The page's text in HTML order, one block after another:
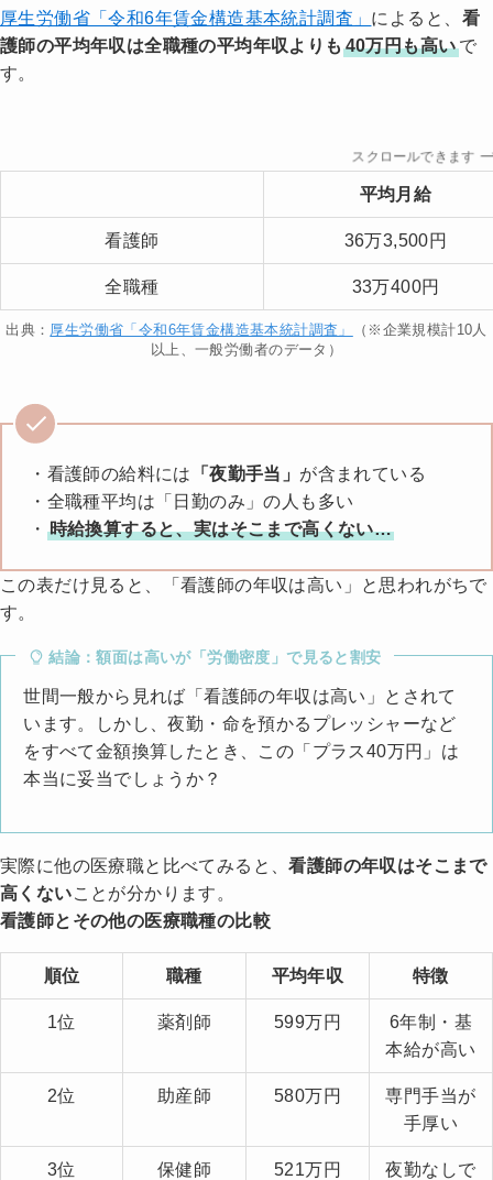
厚生労働省「令和6年賃金構造基本統計調査」 によると、 看
護師の平均年収は全職種の平均年収よりも 40万円も高いで
す。
スクロールできます
平均月給
看護師 36万3,500円
全職種 33万400円
出典： 厚生労働省「令和6年賃金構造基本統計調査」
（※企業規模計10人
以上、一般労働者のデータ）
・看護師の給料には 「夜勤手当」 が含まれている
・全職種平均は「日勤のみ」の人も多い
・ 時給換算すると、実はそこまで高くない…
この表だけ見ると、「看護師の年収は高い」と思われがちで
す。
結論：額面は高いが「労働密度」で見ると割安
世間一般から見れば「看護師の年収は高い」とされて
います。しかし、夜勤・命を預かるプレッシャーなど
をすべて金額換算したとき、この「プラス40万円」は
本当に妥当でしょうか？
実際に他の医療職と比べてみると、看護師の年収はそこまで
高くない ことが分かります。
看護師とその他の医療職種の比較
順位 職種 平均年収 特徴
1位 薬剤師 599万円
6年制・基
本給が高い
2位 助産師 580万円
専門手当が
手厚い
3位 保健師 521万円
夜勤なしで